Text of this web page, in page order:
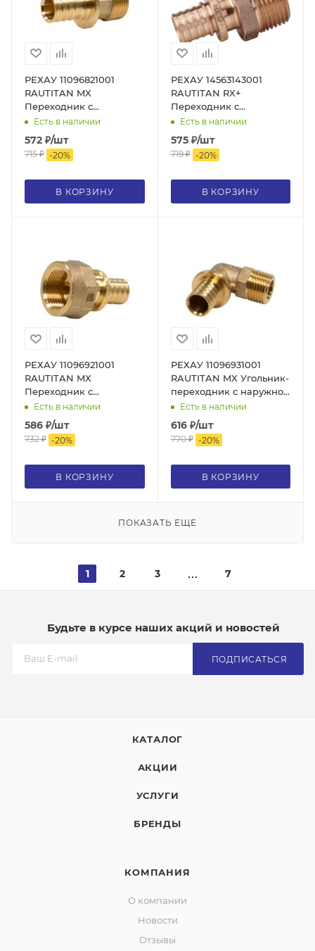
РЕХАУ 11096821001
RAUTITAN MX
Переходник с
наружной резьбой 25-R
3/4, DZR латунь
Есть в наличии
572 ₽/шт
715₽ -20%
В КОРЗИНУ
РЕХАУ 14563143001
RAUTITAN RX+
Переходник с
наружной резьбой 20-R
1/2, бронза
Есть в наличии
575₽/шт
719₽ -20%
В КОРЗИНУ
РЕХАУ 11096921001
RAUTITAN MX
Переходник с
внутренней резьбой 20-
Rp 3/4, DZR латунь
Есть в наличии
586 ₽/шт
732₽ -20%
В КОРЗИНУ
РЕХАУ 11096931001
RAUTITAN MX Угольник-
переходник с наружной
резьбой 20-R 1/2, DZR
латунь
Есть в наличии
616₽/шт
770₽ -20%
В КОРЗИНУ
ПОКАЗАТЬ ЕЩЕ
1 2 3 7
Будьте в курсе наших акций и новостей
ПОДПИСАТЬСЯ
КАТАЛОГ
АКЦИИ
УСЛУГИ
БРЕНДЫ
КОМПАНИЯ
О компании
Новости
Отзывы